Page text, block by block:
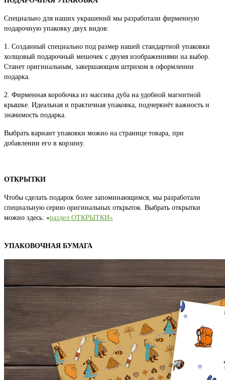
Специально для наших украшений мы разработали фирменную
подарочную упаковку двух видов:
1. Созданный специально под размер нашей стандартной упаковки
холщовый подарочный мешочек с двумя изображениями на выбор.
Станет оригинальным, завершающим штрихом в оформлении
подарка.
2. Фирменная коробочка из массива дуба на удобной магнитной
крышке. Идеальная и практичная упаковка, подчеркнёт важность и
значимость подарка.
Выбрать вариант упаковки можно на странице товара, при
добавлении его в корзину.
ОТКРЫТКИ
Чтобы сделать подарок более запоминающимся, мы разработали
специальную серию оригинальных открыток. Выбрать открытки
можно здесь: «раздел ОТКРЫТКИ»
УПАКОВОЧНАЯ БУМАГА